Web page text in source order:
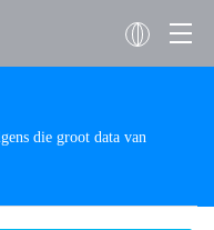
die groot data van